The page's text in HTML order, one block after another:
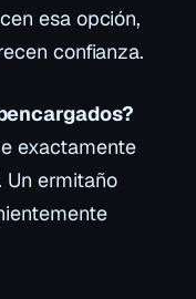
esa opción,
confianza.
exactamente
ermitaño